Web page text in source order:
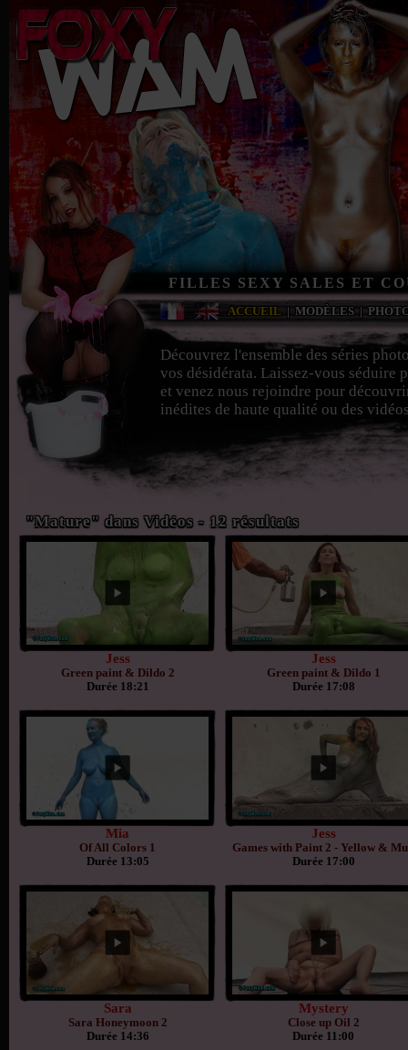
FILLES SEXY SALES ET
ACCUEIL | MODÈLES |
Découvrez l'ensemble des séries
vos désidérata. Laissez-vous séduire
et venez nous rejoindre pour
inédites de haute qualité ou des
"Mature" dans Vidéos - 12 résultats
Jess
Green paint & Dildo 2
Durée 18:21
Jess
Green paint & Dildo 1
Durée 17:08
Mia
Of All Colors 1
Durée 13:05
Jess
Games with Paint 2 - Yellow &
Durée 17:00
Sara
Sara Honeymoon 2
Durée 14:36
Mystery
Close up Oil 2
Durée 11:00